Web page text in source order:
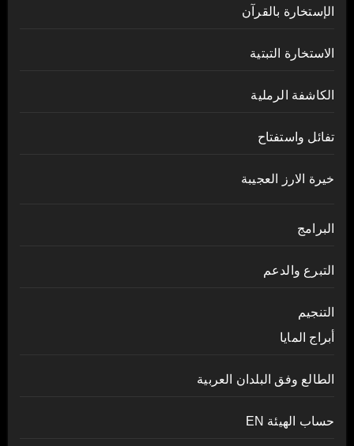
الإستخارة بالقرآن
الاستخارة التبتية
الكاشفة الرملية
تفائل واستفتاح
خيرة الارز العجيبة
البرامج
التبرع والدعم
التنجيم
أبراج المايا
الطالع وفق البلدان العربية
حساب الهيئة EN